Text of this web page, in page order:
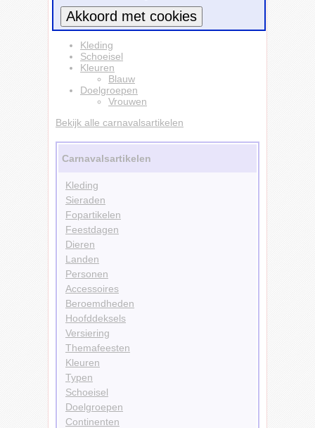
Bestellen
Kleding
Schoeisel
Kleuren
Blauw
Doelgroepen
Vrouwen
Bekijk alle carnavalsartikelen
Carnavalsartikelen
Kleding
Sieraden
Fopartikelen
Feestdagen
Dieren
Landen
Personen
Accessoires
Beroemdheden
Hoofddeksels
Versiering
Themafeesten
Kleuren
Typen
Schoeisel
Doelgroepen
Continenten
Meer informatie